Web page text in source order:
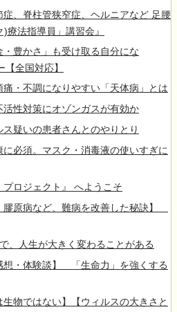
症、脊柱管狭窄症、ヘルニアなど 足腰
療法指導員」講習会』
・豊かさ」も受け取る自分にな
全国対応】
痛・不調になりやすい「天体病」とは
活性対策にオゾンガスが有効か
ス疑いの患者さんとのやりとり
に必須。マスク・消毒液の使いすぎに
プロジェクト』 へようこそ
膠原病など、難病を改善した秘訣】
、人生が大きく変わることがある
想・体験談】 「生命力」を強くする
生物ではない】【ウィルスの大きさと